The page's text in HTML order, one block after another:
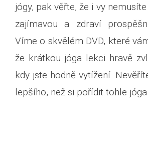
jógy, pak věřte, že i vy
zajímavou a zdraví
Víme o skvělém DVD, které
že krátkou jóga lekci hravě
kdy jste hodně vytížení.
lepšího, než si pořídit tohle jóga